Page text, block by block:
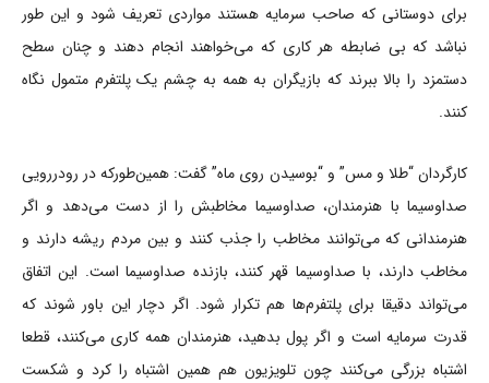
برای دوستانی که صاحب سرمایه هستند مواردی تعریف شود و این طور
نباشد که بی ضابطه هر کاری که می‌خواهند انجام دهند و چنان سطح
دستمزد را بالا ببرند که بازیگران به همه به چشم یک پلتفرم متمول نگاه
کنند.
کارگردان “طلا و مس” و “بوسیدن روی ماه” گفت: همین‌طورکه در رودررویی
صداوسیما با هنرمندان، صداوسیما مخاطبش را از دست می‌دهد و اگر
هنرمندانی که می‌توانند مخاطب را جذب کنند و بین مردم ریشه دارند و
مخاطب دارند، با صداوسیما قهر کنند، بازنده صداوسیما است. این اتفاق
می‌تواند دقیقا برای پلتفرم‌ها هم تکرار شود. اگر دچار این باور شوند که
قدرت سرمایه است و اگر پول بدهید، هنرمندان همه کاری می‌کنند، قطعا
اشتباه بزرگی می‌کنند چون تلویزیون هم همین اشتباه را کرد و شکست